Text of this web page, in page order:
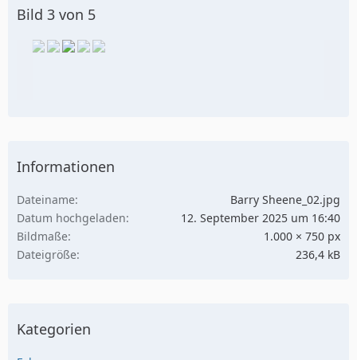
Bild 3 von 5
Informationen
Dateiname
Barry Sheene_02.jpg
Datum hochgeladen
12. September 2025 um 16:40
Bildmaße
1.000 × 750 px
Dateigröße
236,4 kB
Kategorien